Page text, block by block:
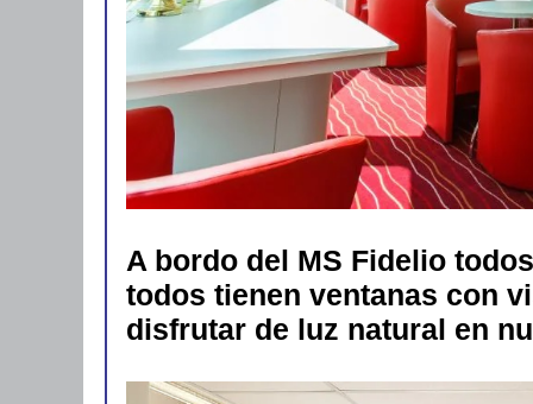
A bordo del MS Fidelio
todos tienen ventanas con
disfrutar de luz natural en